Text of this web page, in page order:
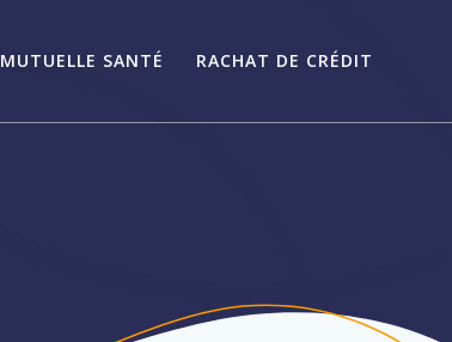
MUTUELLE SANTÉ RACHAT DE CRÉDIT